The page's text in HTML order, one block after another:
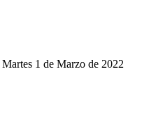
Martes 1 de Marzo de 2022